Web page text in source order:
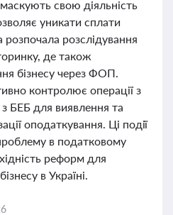
свою діяльність
уникати сплати
розслідування
де також
бізнесу через ФОП.
контролює операції з
БЕБ для виявлення та
оподаткування. Ці події
в податковому
реформ для
в Україні.